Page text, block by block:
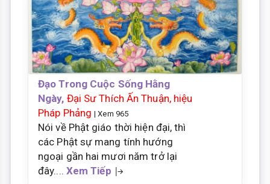
Đạo Trong Cuộc Sống Hằng
Ngày, Đại Sư Thích Ấn Thuận, hiệu
Pháp Phảng | Xem 965
Nói về Phật giáo thời hiện đại, thì
các Phật sự mang tính hướng
ngoại gần hai mươi năm trở lại
đây.... Xem Tiếp